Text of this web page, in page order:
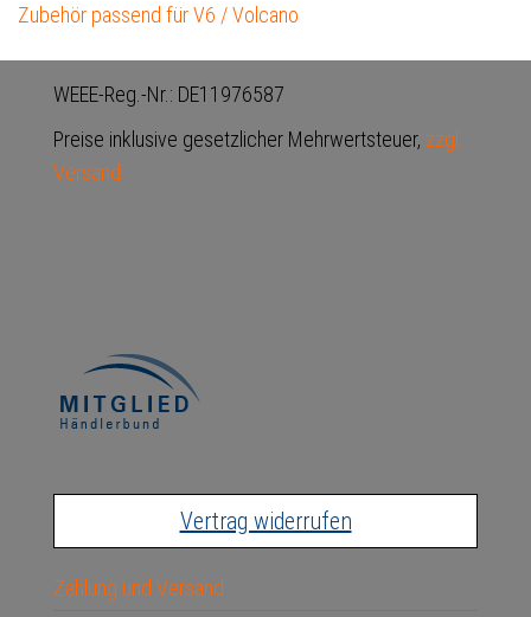
Zubehör passend für V6 / Volcano
WEEE-Reg.-Nr.: DE11976587
Preise inklusive gesetzlicher Mehrwertsteuer, zzgl.
Versand
Vertrag widerrufen
Zahlung und Versand